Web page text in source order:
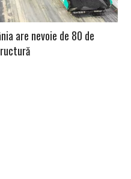
are nevoie de 80 de